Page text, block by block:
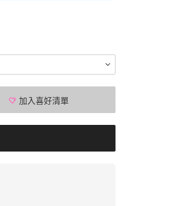
加入喜好清單